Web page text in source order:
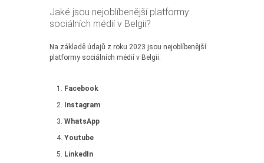
Jaké jsou nejoblíbenější platformy
sociálních médií v Belgii?
Na základě údajů z roku 2023 jsou nejoblíbenější
platformy sociálních médií v Belgii:
Facebook
Instagram
WhatsApp
Youtube
LinkedIn